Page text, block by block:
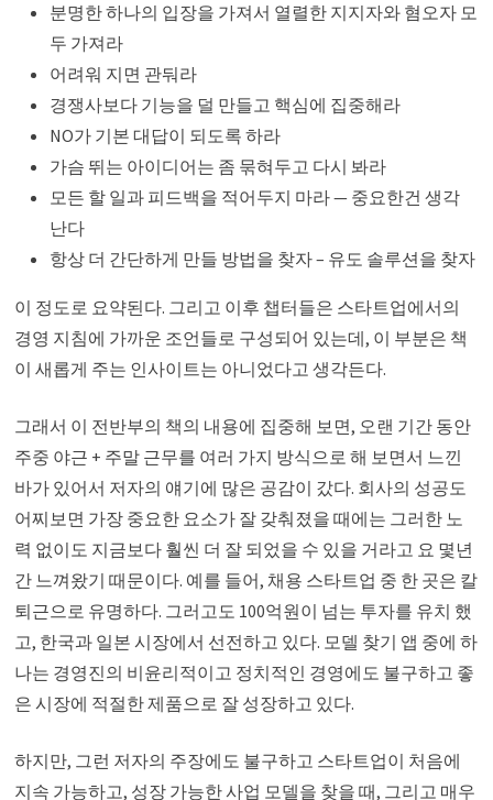
분명한 하나의 입장을 가져서 열렬한 지지자와 혐오자 모
두 가져라
어려워 지면 관둬라
경쟁사보다 기능을 덜 만들고 핵심에 집중해라
NO가 기본 대답이 되도록 하라
가슴 뛰는 아이디어는 좀 묶혀두고 다시 봐라
모든 할 일과 피드백을 적어두지 마라 — 중요한건 생각
난다
항상 더 간단하게 만들 방법을 찾자 – 유도 솔루션을 찾자
이 정도로 요약된다. 그리고 이후 챕터들은 스타트업에서의
경영 지침에 가까운 조언들로 구성되어 있는데, 이 부분은 책
이 새롭게 주는 인사이트는 아니었다고 생각든다.
그래서 이 전반부의 책의 내용에 집중해 보면, 오랜 기간 동안
주중 야근 + 주말 근무를 여러 가지 방식으로 해 보면서 느낀
바가 있어서 저자의 얘기에 많은 공감이 갔다. 회사의 성공도
어찌보면 가장 중요한 요소가 잘 갖춰졌을 때에는 그러한 노
력 없이도 지금보다 훨씬 더 잘 되었을 수 있을 거라고 요 몇년
간 느껴왔기 때문이다. 예를 들어, 채용 스타트업 중 한 곳은 칼
퇴근으로 유명하다. 그러고도 100억원이 넘는 투자를 유치 했
고, 한국과 일본 시장에서 선전하고 있다. 모델 찾기 앱 중에 하
나는 경영진의 비윤리적이고 정치적인 경영에도 불구하고 좋
은 시장에 적절한 제품으로 잘 성장하고 있다.
하지만, 그런 저자의 주장에도 불구하고 스타트업이 처음에
지속 가능하고, 성장 가능한 사업 모델을 찾을 때, 그리고 매우